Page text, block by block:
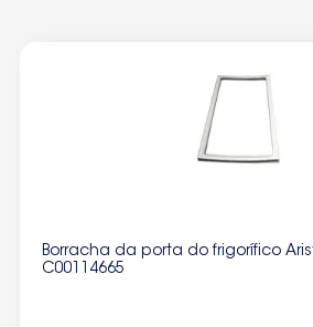
Borracha da porta do frigorífico
C00114665